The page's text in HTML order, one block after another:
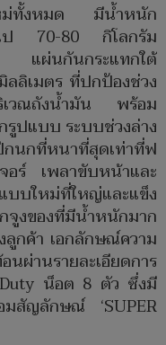
ใหม่ทั้งหมด มีน้ำหนัก
วไป 70-80 กิโลกรัม
ง แผ่นกันกระแทกใต้
ลิเมตร ที่ปกป้องช่วง
เวณถังน้ำมัน พร้อม
ปแบบ ระบบช่วงล่าง
กที่หนาที่สุดเท่าที่ฟ
อร์ เพลาขับหน้าและ
บใหม่ที่ใหญ่และแข็ง
จูงของที่มีน้ำหนักมาก
ลูกค้า เอกลักษณ์ความ
ผ่านรายละเอียดการ
น็อต 8 ตัว ซึ่งมี
สัญลักษณ์ ‘SUPER